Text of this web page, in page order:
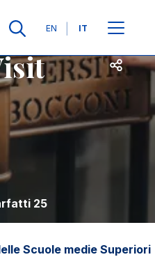
Lingue
EN IT
Apri
25
Scuole medie Superiori